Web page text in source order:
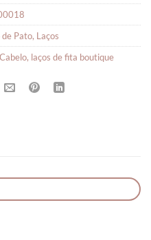
de Pato, Laços
, laços de fita boutique